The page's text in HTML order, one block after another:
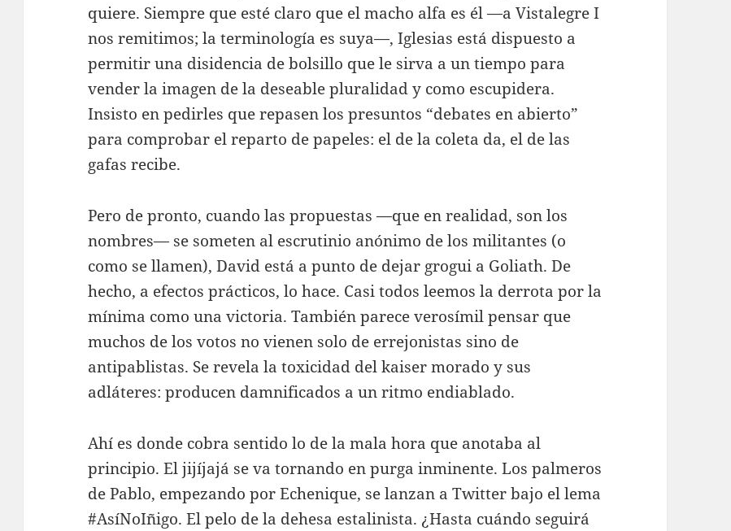
quiere. Siempre que esté claro que el macho alfa es él —a Vistalegre I
nos remitimos; la terminología es suya—, Iglesias está dispuesto a
permitir una disidencia de bolsillo que le sirva a un tiempo para
vender la imagen de la deseable pluralidad y como escupidera.
Insisto en pedirles que repasen los presuntos “debates en abierto”
para comprobar el reparto de papeles: el de la coleta da, el de las
gafas recibe.
Pero de pronto, cuando las propuestas —que en realidad, son los
nombres— se someten al escrutinio anónimo de los militantes (o
como se llamen), David está a punto de dejar grogui a Goliath. De
hecho, a efectos prácticos, lo hace. Casi todos leemos la derrota por la
mínima como una victoria. También parece verosímil pensar que
muchos de los votos no vienen solo de errejonistas sino de
antipablistas. Se revela la toxicidad del kaiser morado y sus
adláteres: producen damnificados a un ritmo endiablado.
Ahí es donde cobra sentido lo de la mala hora que anotaba al
principio. El jijíjajá se va tornando en purga inminente. Los palmeros
de Pablo, empezando por Echenique, se lanzan a Twitter bajo el lema
#AsíNoIñigo. El pelo de la dehesa estalinista. ¿Hasta cuándo seguirá